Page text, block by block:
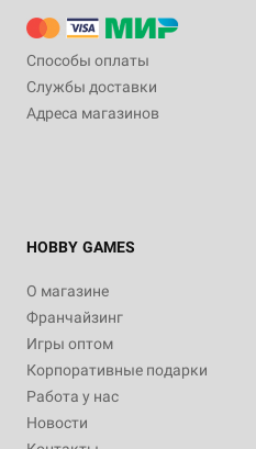
Способы оплаты
Службы доставки
Адреса магазинов
HOBBY GAMES
О магазине
Франчайзинг
Игры оптом
Корпоративные подарки
Работа у нас
Новости